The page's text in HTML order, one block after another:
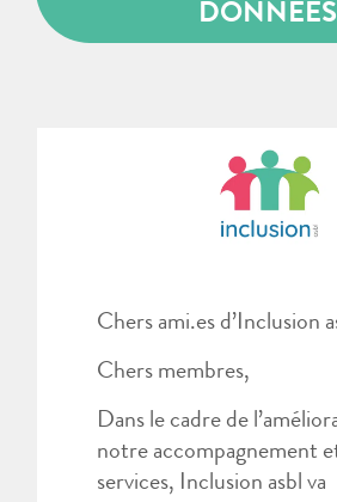
DONNÉES
Chers ami.es d’Inclusion
Chers membres,
Dans le cadre de
notre accompagnement
services, Inclusion asbl va